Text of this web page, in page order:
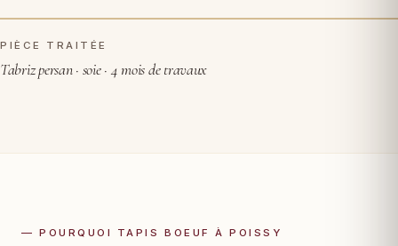
AVANT RESTAURATION
PIÈCE TRAITÉE
Tabriz persan · soie · 4 mois de travaux
— POURQUOI TAPIS BOEUF À POISSY